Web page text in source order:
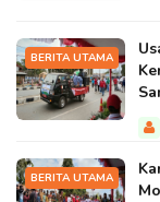
BERITA UTAMA
BERITA UTAMA